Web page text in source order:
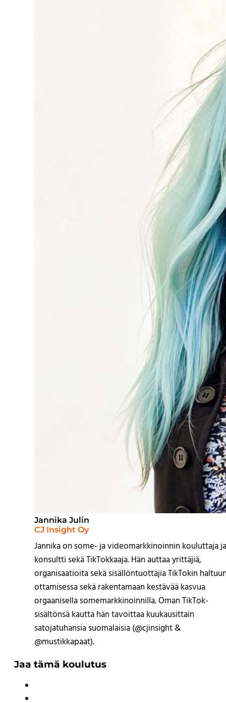
Jannika Julin
CJ Insight Oy
Jannika on some- ja videomarkkinoinnin kouluttaja ja
konsultti sekä TikTokkaaja. Hän auttaa yrittäjiä,
organisaatioita sekä sisällöntuottajia TikTokin
ottamisessa sekä rakentamaan kestävää kasvua
orgaanisella somemarkkinoinnilla. Oman TikTok-
sisältönsä kautta hän tavoittaa kuukausittain
satojatuhansia suomalaisia (@cjinsight &
@mustikkapaat).
Jaa tämä koulutus